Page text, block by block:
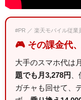
#PR ／ 楽天モバイル従業
🎮 その課金代
大手のスマホ代は
題でも月3,278円
ガチャも回せて、